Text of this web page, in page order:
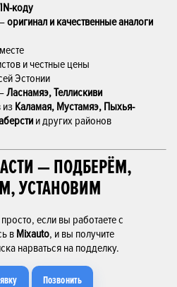
коду
оригинал и качественные аналоги
и честные цены
Эстонии
Ласнамяэ, Теллискиви
из Каламая, Мустамяэ, Пыхья-
и других районов
— ПОДБЕРЁМ,
УСТАНОВИМ
если вы работаете с
в Mixauto, и вы получите
нарваться на подделку.
Позвонить